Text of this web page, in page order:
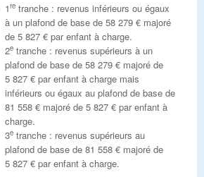
1re tranche : revenus inférieurs ou égaux
à un plafond de base de 58 279 € majoré
de 5 827 € par enfant à charge.
2e tranche : revenus supérieurs à un
plafond de base de 58 279 € majoré de
5 827 € par enfant à charge mais
inférieurs ou égaux au plafond de base de
81 558 € majoré de 5 827 € par enfant à
charge.
3e tranche : revenus supérieurs au
plafond de base de 81 558 € majoré de
5 827 € par enfant à charge.